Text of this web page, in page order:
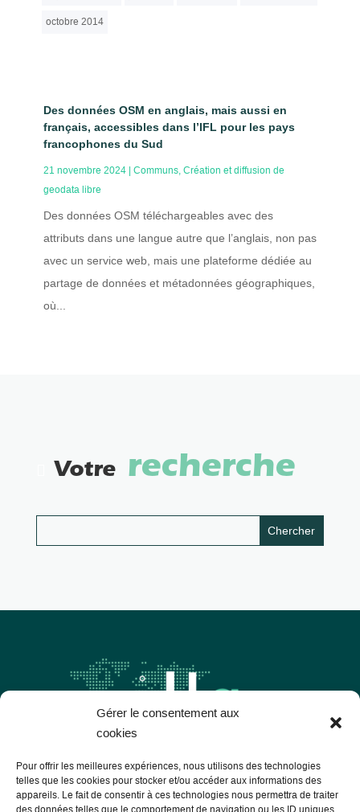
Gérer le consentement aux
cookies
Pour offrir les meilleures expériences, nous utilisons des technologies
telles que les cookies pour stocker et/ou accéder aux informations des
appareils. Le fait de consentir à ces technologies nous permettra de traiter
des données telles que le comportement de navigation ou les ID uniques
octobre 2014
Des données OSM en anglais, mais aussi en
français, accessibles dans l’IFL pour les pays
francophones du Sud
21 novembre 2024| Communs, Création et diffusion de
geodata libre
Des données OSM téléchargeables avec des
attributs dans une langue autre que l’anglais, non pas
avec un service web, mais une plateforme dédiée au
partage de données et métadonnées géographiques,
où...
Votrerecherche
Les Libres Géographes